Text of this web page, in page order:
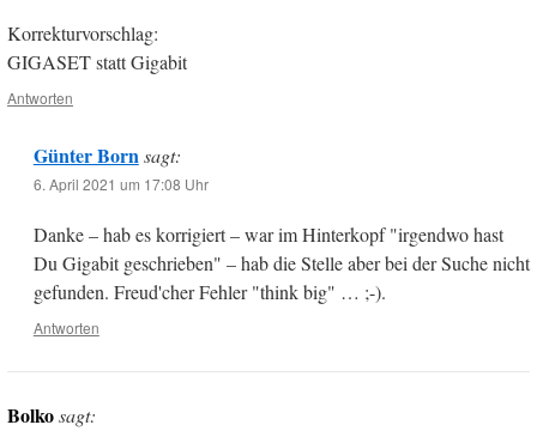
Korrekturvorschlag:
GIGASET statt Gigabit
Antworten
Günter Born sagt:
6. April 2021 um 17:08 Uhr
Danke – hab es korrigiert – war im Hinterkopf "irgendwo hast
Du Gigabit geschrieben" – hab die Stelle aber bei der Suche nicht
gefunden. Freud'cher Fehler "think big" … ;-).
Antworten
Bolkosagt: